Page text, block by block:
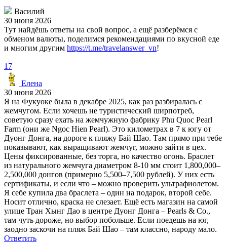
Василий
30 июня 2026
Тут найдёшь ответы на свой вопрос, а ещё разберёмся с
обменом валюты, поделимся рекомендациями по вкусной еде
и многим другим https://t.me/travelanswer_vn!
17
Елена
30 июня 2026
Я на Фукуоке была в декабре 2025, как раз разбиралась с
жемчугом. Если хочешь не туристический ширпотреб,
советую сразу ехать на жемчужную фабрику Phu Quoc Pearl
Farm (они же Ngoc Hien Pearl). Это километрах в 7 к югу от
Дуонг Донга, на дороге к пляжу Бай Шао. Там прямо при тебе
показывают, как выращивают жемчуг, можно зайти в цех.
Цены фиксированные, без торга, но качество огонь. Браслет
из натурального жемчуга диаметром 8-10 мм стоит 1,800,000–
2,500,000 донгов (примерно 5,500–7,500 рублей). У них есть
сертификаты, и если что – можно проверить ультрафиолетом.
Я себе купила два браслета – один на подарок, второй себе.
Носит отлично, краска не слезает. Ещё есть магазин на самой
улице Тран Хынг Дао в центре Дуонг Донга – Pearls & Co.,
там чуть дороже, но выбор побольше. Если поедешь на юг,
заодно заскочи на пляж Бай Шао – там классно, народу мало.
Ответить